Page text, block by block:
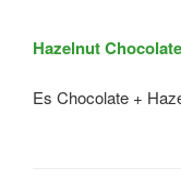
Hazelnut
Es Chocolate +